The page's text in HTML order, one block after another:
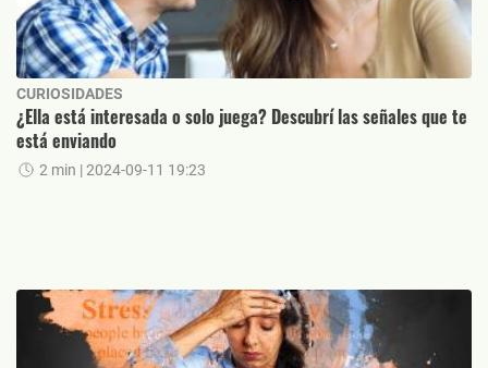
CURIOSIDADES
¿Ella está interesada o solo juega? Descubrí las señales que te
está enviando
2 min | 2024-09-11 19:23